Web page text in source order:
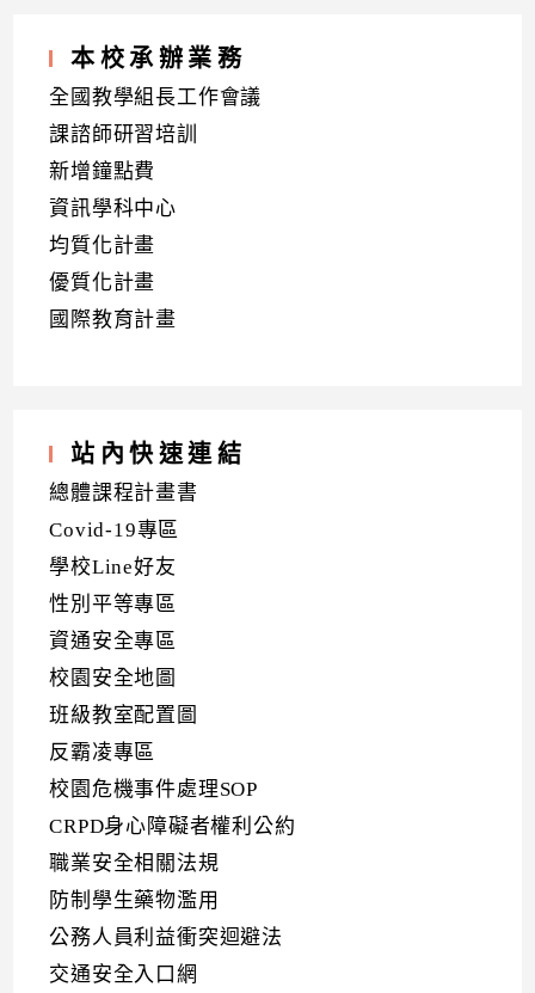
本校承辦業務
全國教學組長工作會議
課諮師研習培訓
新增鐘點費
資訊學科中心
均質化計畫
優質化計畫
國際教育計畫
站內快速連結
總體課程計畫書
Covid-19專區
學校Line好友
性別平等專區
資通安全專區
校園安全地圖
班級教室配置圖
反霸凌專區
校園危機事件處理SOP
CRPD身心障礙者權利公約
職業安全相關法規
防制學生藥物濫用
公務人員利益衝突迴避法
交通安全入口網